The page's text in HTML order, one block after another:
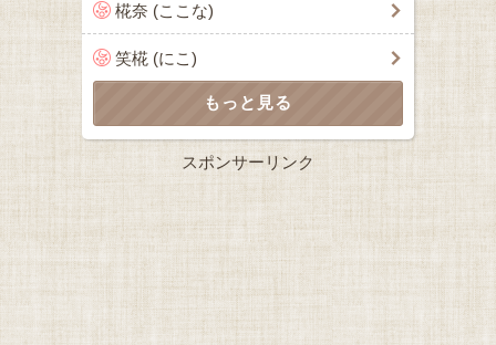
椛奈 (ここな)
笑椛 (にこ)
スポンサーリンク